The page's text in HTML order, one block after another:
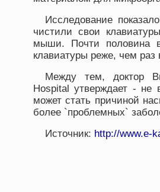
Исследование
чистили свои
мыши. Почти половина
клавиатуры реже, чем раз
Между тем, доктор
Hospital утверждает - не
может стать причиной
более `проблемных`
Источник: http://www.e-